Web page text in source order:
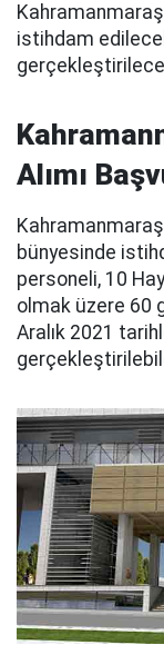
istihdam
Alımı
bünyesinde
personeli, 10
olmak üzere 60
Aralık 2021